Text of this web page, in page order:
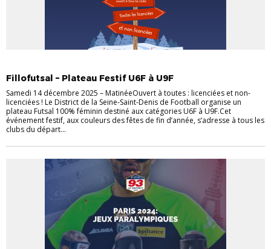
Fillofutsal – Plateau Festif U6F à U9F
Samedi 14 décembre 2025 – MatinéeOuvert à toutes : licenciées et non-
licenciées ! Le District de la Seine-Saint-Denis de Football organise un
plateau Futsal 100% féminin destiné aux catégories U6F à U9F.Cet
événement festif, aux couleurs des fêtes de fin d’année, s’adresse à tous les
clubs du départ...